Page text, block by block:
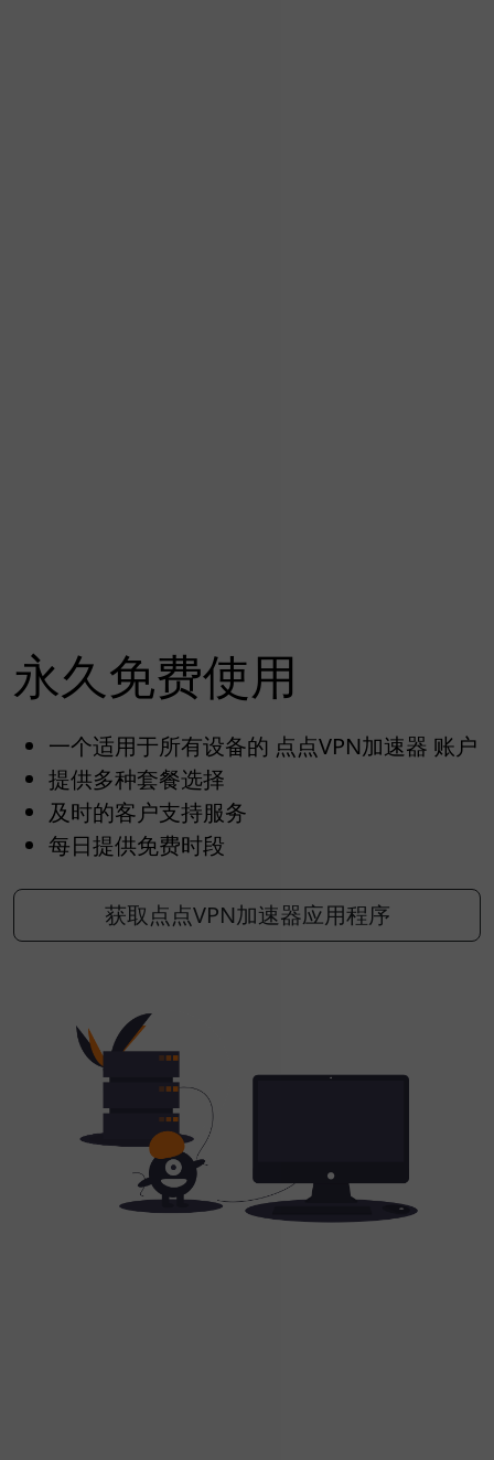
永久免费使用
一个适用于所有设备的 点点VPN加速器 账户
提供多种套餐选择
及时的客户支持服务
每日提供免费时段
获取点点VPN加速器应用程序